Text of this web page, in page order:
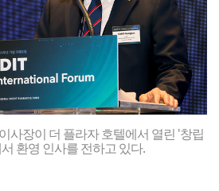
사장이 더 플라자 호텔에서 열린 '창립
환영 인사를 전하고 있다.